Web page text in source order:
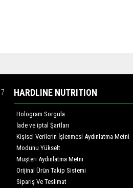
HARDLINE NUTRITION
Hologram Sorgula
İade ve iptal Şartları
Kişisel Verilerin İşlenmesi Aydınlatma Metni
Modunu Yükselt
Müşteri Aydınlatma Metni
Orijinal Ürün Takip Sistemi
Sipariş Ve Teslimat